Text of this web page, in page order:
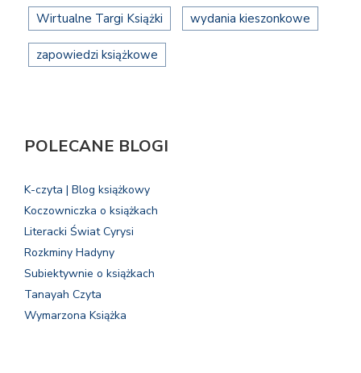
Wirtualne Targi Książki wydania kieszonkowe
zapowiedzi książkowe
POLECANE BLOGI
K-czyta | Blog książkowy
Koczowniczka o książkach
Literacki Świat Cyrysi
Rozkminy Hadyny
Subiektywnie o książkach
Tanayah Czyta
Wymarzona Książka